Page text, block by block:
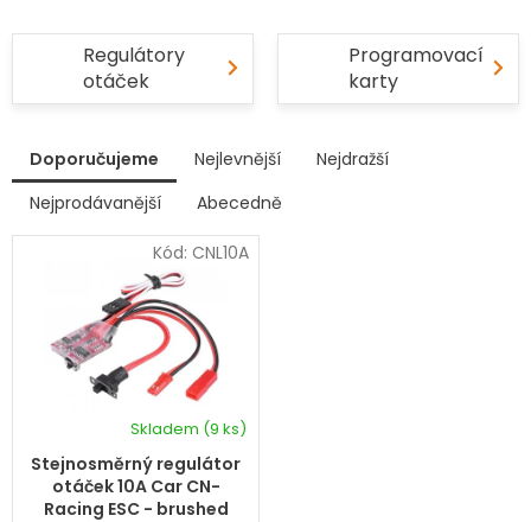
Regulátory
otáček
Programovací
karty
a
Doporučujeme Nejlevnější
Nejdražší
Nejprodávanější
Abecedně
ý
i
Stejnosměrný regulátor
otáček 10A Car CN-
Racing ESC - brushed
hodnocení
produktu
Skladem (9 ks)
Kód: CNL10A